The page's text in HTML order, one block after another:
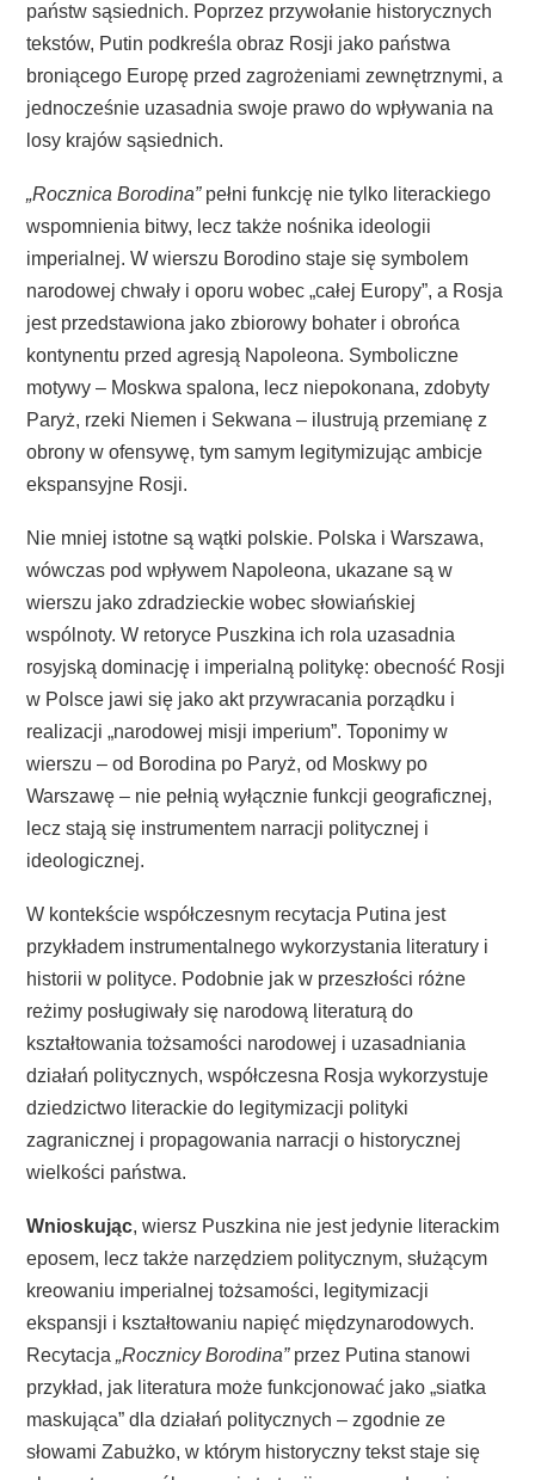
państw sąsiednich. Poprzez przywołanie historycznych
tekstów, Putin podkreśla obraz Rosji jako państwa
broniącego Europę przed zagrożeniami zewnętrznymi, a
jednocześnie uzasadnia swoje prawo do wpływania na
losy krajów sąsiednich.
„Rocznica Borodina”pełni funkcję nie tylko literackiego
wspomnienia bitwy, lecz także nośnika ideologii
imperialnej. W wierszu Borodino staje się symbolem
narodowej chwały i oporu wobec „całej Europy”, a Rosja
jest przedstawiona jako zbiorowy bohater i obrońca
kontynentu przed agresją Napoleona. Symboliczne
motywy – Moskwa spalona, lecz niepokonana, zdobyty
Paryż, rzeki Niemen i Sekwana – ilustrują przemianę z
obrony w ofensywę, tym samym legitymizując ambicje
ekspansyjne Rosji.
Nie mniej istotne są wątki polskie. Polska i Warszawa,
wówczas pod wpływem Napoleona, ukazane są w
wierszu jako zdradzieckie wobec słowiańskiej
wspólnoty. W retoryce Puszkina ich rola uzasadnia
rosyjską dominację i imperialną politykę: obecność Rosji
w Polsce jawi się jako akt przywracania porządku i
realizacji „narodowej misji imperium”. Toponimy w
wierszu – od Borodina po Paryż, od Moskwy po
Warszawę – nie pełnią wyłącznie funkcji geograficznej,
lecz stają się instrumentem narracji politycznej i
ideologicznej.
W kontekście współczesnym recytacja Putina jest
przykładem instrumentalnego wykorzystania literatury i
historii w polityce. Podobnie jak w przeszłości różne
reżimy posługiwały się narodową literaturą do
kształtowania tożsamości narodowej i uzasadniania
działań politycznych, współczesna Rosja wykorzystuje
dziedzictwo literackie do legitymizacji polityki
zagranicznej i propagowania narracji o historycznej
wielkości państwa.
Wnioskując, wiersz Puszkina nie jest jedynie literackim
eposem, lecz także narzędziem politycznym, służącym
kreowaniu imperialnej tożsamości, legitymizacji
ekspansji i kształtowaniu napięć międzynarodowych.
Recytacja „Rocznicy Borodina”przez Putina stanowi
przykład, jak literatura może funkcjonować jako „siatka
maskująca” dla działań politycznych – zgodnie ze
słowami Zabużko, w którym historyczny tekst staje się